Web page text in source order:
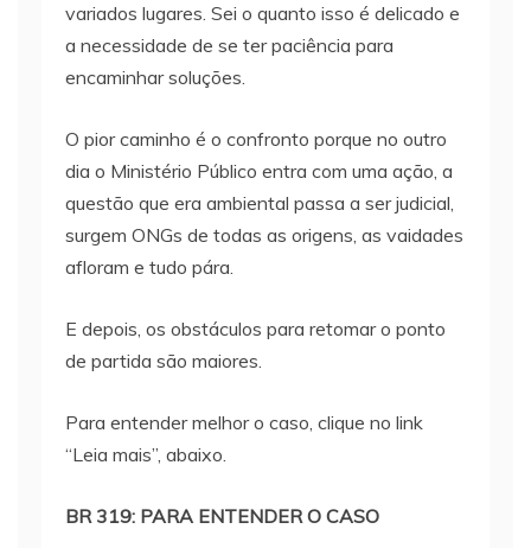
variados lugares. Sei o quanto isso é delicado e
a necessidade de se ter paciência para
encaminhar soluções.
O pior caminho é o confronto porque no outro
dia o Ministério Público entra com uma ação, a
questão que era ambiental passa a ser judicial,
surgem ONGs de todas as origens, as vaidades
afloram e tudo pára.
E depois, os obstáculos para retomar o ponto
de partida são maiores.
Para entender melhor o caso, clique no link
“Leia mais”, abaixo.
BR 319: PARA ENTENDER O CASO